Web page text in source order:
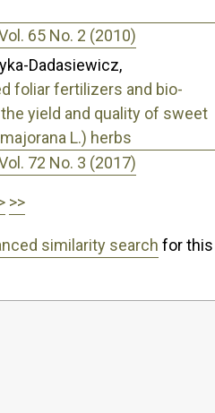
65 No. 2 (2010)
Dadasiewicz,
foliar fertilizers and bio-
yield and quality of sweet
L.) herbs
72 No. 3 (2017)
>>
similarity search for this